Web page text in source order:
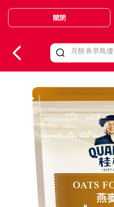
Valid Until 30 June 2026
關閉